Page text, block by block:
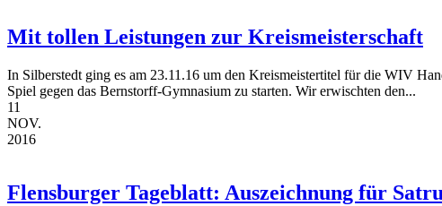
Mit tollen Leistungen zur Kreismeisterschaft
In Silberstedt ging es am 23.11.16 um den Kreismeistertitel für die WIV
Spiel gegen das Bernstorff-Gymnasium zu starten. Wir erwischten den...
11
NOV.
2016
Flensburger Tageblatt: Auszeichnung für